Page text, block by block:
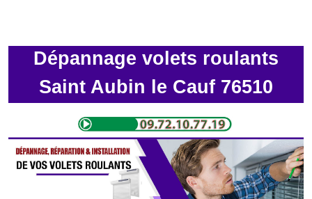
Dépannage volets roulants
Saint Aubin le Cauf 76510